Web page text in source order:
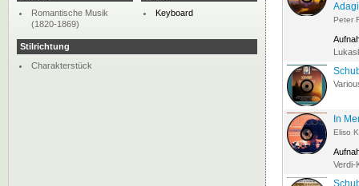
Peter
In
Eliso
Verdi-
Romantische Musik
(1820-1869)
Keyboard
Stilrichtung
Charakterstück